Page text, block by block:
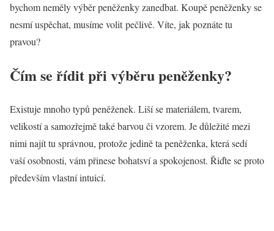
bychom neměly výběr peněženky zanedbat. Koupě peněženky se
nesmí uspěchat, musíme volit pečlivě. Víte, jak poznáte tu
pravou?
Čím se řídit při výběru peněženky?
Existuje mnoho typů peněženek. Liší se materiálem, tvarem,
velikostí a samozřejmě také barvou či vzorem. Je důležité mezi
nimi najít tu správnou, protože jedině ta peněženka, která sedí
vaší osobnosti, vám přinese bohatsví a spokojenost. Řiďte se proto
především vlastní intuicí.